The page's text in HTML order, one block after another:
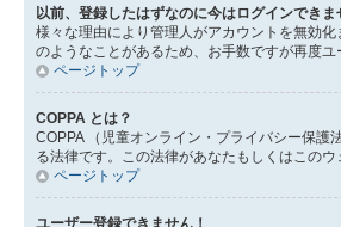
以前、登録したはずなのに今はログインできま
様々な理由により管理人がアカウントを無効
のようなことがあるため、お手数ですが再度
ページトップ
COPPA とは？
COPPA （児童オンライン・プライバシー保
る法律です。この法律があなたもしくはこの
ページトップ
ユーザー登録できません！